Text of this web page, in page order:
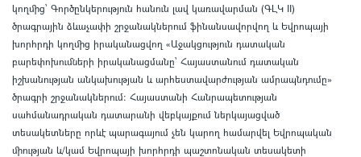
կողմից՝ Գործընկերություն հանուն լավ կառավարման (ԳԼԿ II)
ծրագրային ձևաչափի շրջանակներում ֆինանսավորվող և Եվրոպայի
խորհրդի կողմից իրականացվող «Աջակցություն դատական
բարեփոխումների իրականացմանը` Հայաստանում դատական
իշխանության անկախության և արհեստավարժության ամրապնդումը»
ծրագրի շրջանակներում: Հայաստանի Հանրապետության
սահմանադրական դատարանի վեբկայքում ներկայացված
տեսակետները որևէ պարագայում չեն կարող համարվել Եվրոպական
միության և/կամ Եվրոպայի խորհրդի պաշտոնական տեսակետի